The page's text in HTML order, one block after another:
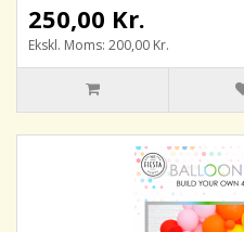
250,00 Kr.
Ekskl. Moms: 200,00 Kr.